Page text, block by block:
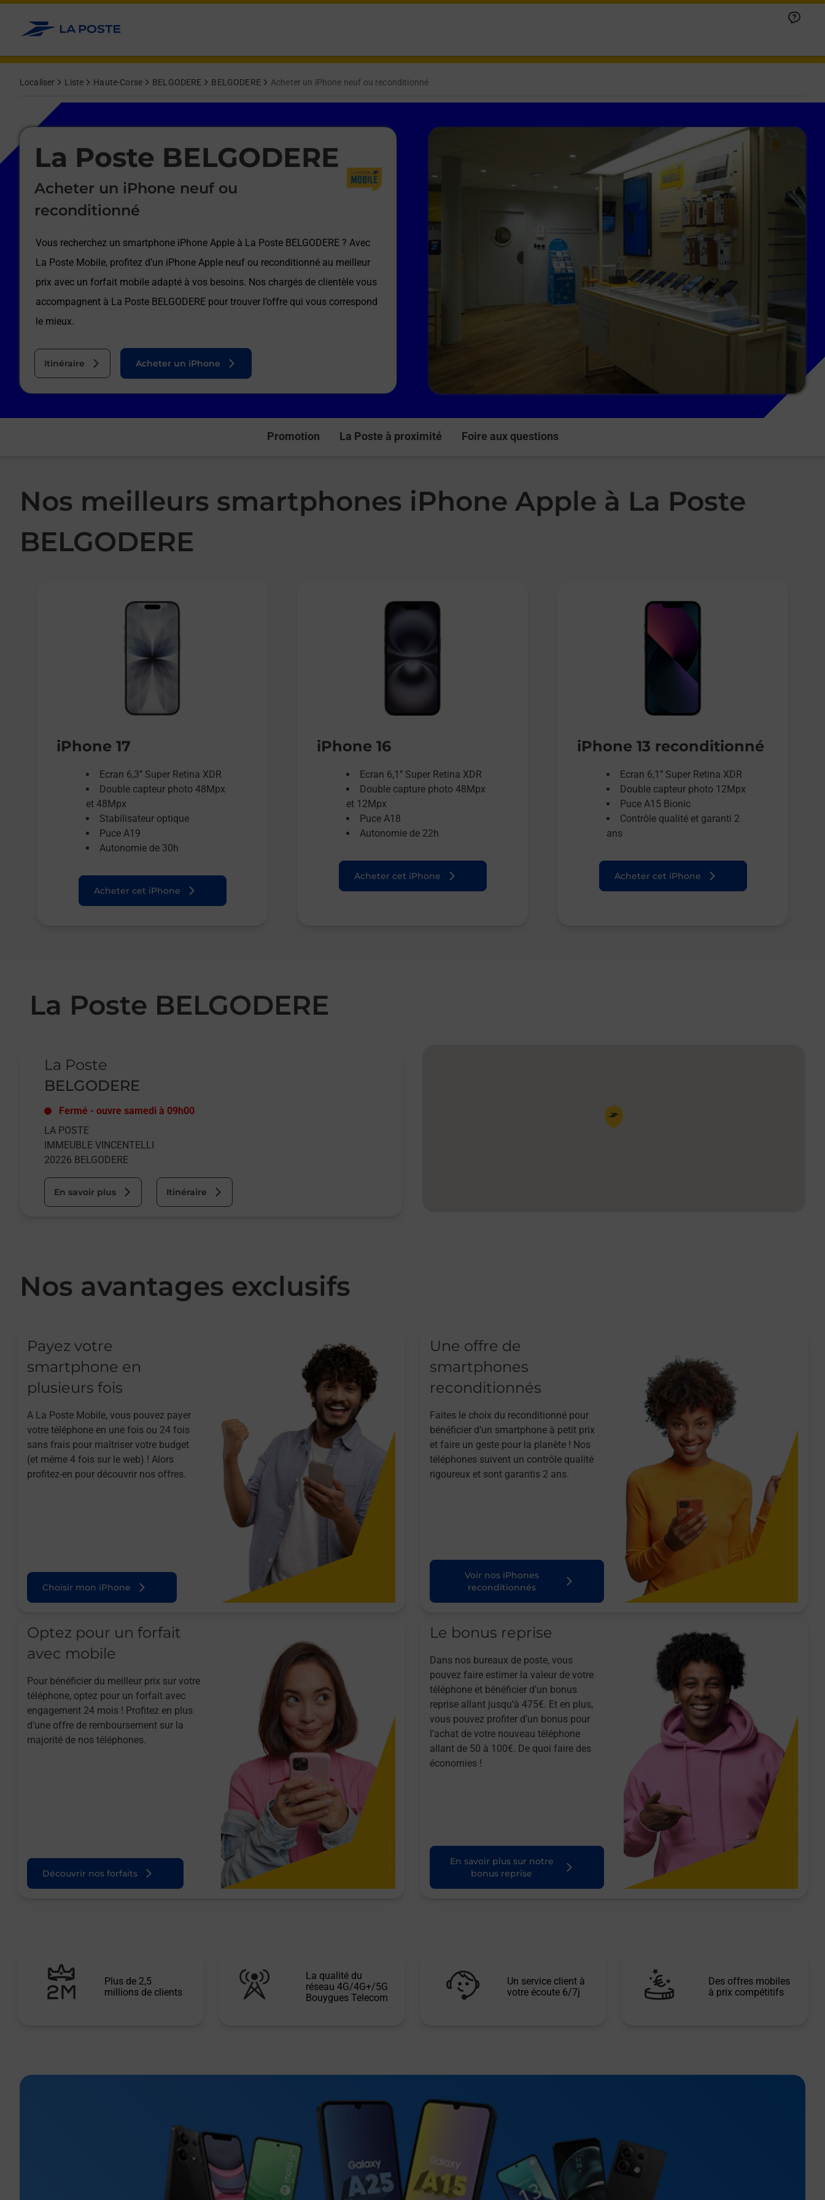
Allez au contenu
Localiser Liste Haute-Corse BELGODERE BELGODERE Acheter un iPhone neuf ou reconditionné
La Poste BELGODERE
Acheter un iPhone neuf ou
reconditionné
Vous recherchez un smartphone iPhone Apple à La Poste BELGODERE ? Avec
La Poste Mobile, profitez d’un iPhone Apple neuf ou reconditionné au meilleur
prix avec un forfait mobile adapté à vos besoins. Nos chargés de clientèle vous
accompagnent à La Poste BELGODERE pour trouver l’offre qui vous correspond
le mieux.
Itinéraire
Le lien s'ouvre dans un nouvel onglet
Acheter un iPhone
Promotion La Poste à proximité Foire aux questions
Nos meilleurs smartphones iPhone Apple à La Poste
BELGODERE
iPhone 17
Ecran 6,3’’ Super Retina XDR
Double capteur photo 48Mpx
et 48Mpx
Stabilisateur optique
Puce A19
Autonomie de 30h
Acheter cet iPhone
iPhone 16
Ecran 6,1’’ Super Retina XDR
Double capture photo 48Mpx
et 12Mpx
Puce A18
Autonomie de 22h
Acheter cet iPhone
iPhone 13 reconditionné
Ecran 6,1’’ Super Retina XDR
Double capteur photo 12Mpx
Puce A15 Bionic
Contrôle qualité et garanti 2
ans
Acheter cet iPhone
La Poste BELGODERE
La Poste
BELGODERE
Fermé - ouvre samedi à 09h00
LA POSTE
IMMEUBLE VINCENTELLI
20226 BELGODERE
En savoir plus Itinéraire
Pin de la carte
Nos avantages exclusifs
Payez votre
smartphone en
plusieurs fois
A La Poste Mobile, vous pouvez payer
votre téléphone en une fois ou 24 fois
sans frais pour maîtriser votre budget
(et même 4 fois sur le web) ! Alors
profitez-en pour découvrir nos offres.
Choisir mon iPhone
Une offre de
smartphones
reconditionnés
Faites le choix du reconditionné pour
bénéficier d’un smartphone à petit prix
et faire un geste pour la planète ! Nos
téléphones suivent un contrôle qualité
rigoureux et sont garantis 2 ans.
Voir nos iPhones
reconditionnés
Optez pour un forfait
avec mobile
Pour bénéficier du meilleur prix sur votre
téléphone, optez pour un forfait avec
engagement 24 mois ! Profitez en plus
d’une offre de remboursement sur la
majorité de nos téléphones.
Découvrir nos forfaits
Le bonus reprise
Dans nos bureaux de poste, vous
pouvez faire estimer la valeur de votre
téléphone et bénéficier d’un bonus
reprise allant jusqu’à 475€. Et en plus,
vous pouvez profiter d’un bonus pour
l’achat de votre nouveau téléphone
allant de 50 à 100€. De quoi faire des
économies !
En savoir plus sur notre
bonus reprise
Plus de 2,5
millions de clients
La qualité du
réseau 4G/4G+/5G
Bouygues Telecom
Un service client à
votre écoute 6/7j
Des offres mobiles
à prix compétitifs
Le lien s'ouvre dans un nouvel onglet
Afficher ou masquer la réponse
Afficher ou masquer la réponse
Afficher ou masquer la réponse
Afficher ou masquer la réponse
Afficher ou masquer la réponse
Afficher ou masquer la réponse